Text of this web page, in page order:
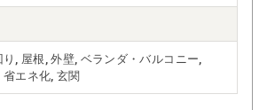
, 屋根, 外壁, ベランダ・バルコニー,
省エネ化, 玄関